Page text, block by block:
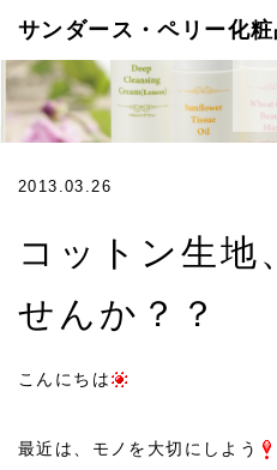
サンダース・ペリー化
2013.03.26
コットン生地
せんか？？
こんにちは
最近は、モノを大切にしよう